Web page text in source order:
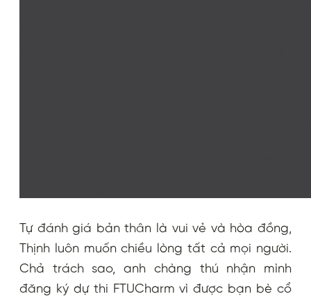
Tự đánh giá bản thân là vui vẻ và hòa đồng,
Thịnh luôn muốn chiều lòng tất cả mọi người.
Chả trách sao, anh chàng thú nhận mình
đăng ký dự thi FTUCharm vì được bạn bè cổ